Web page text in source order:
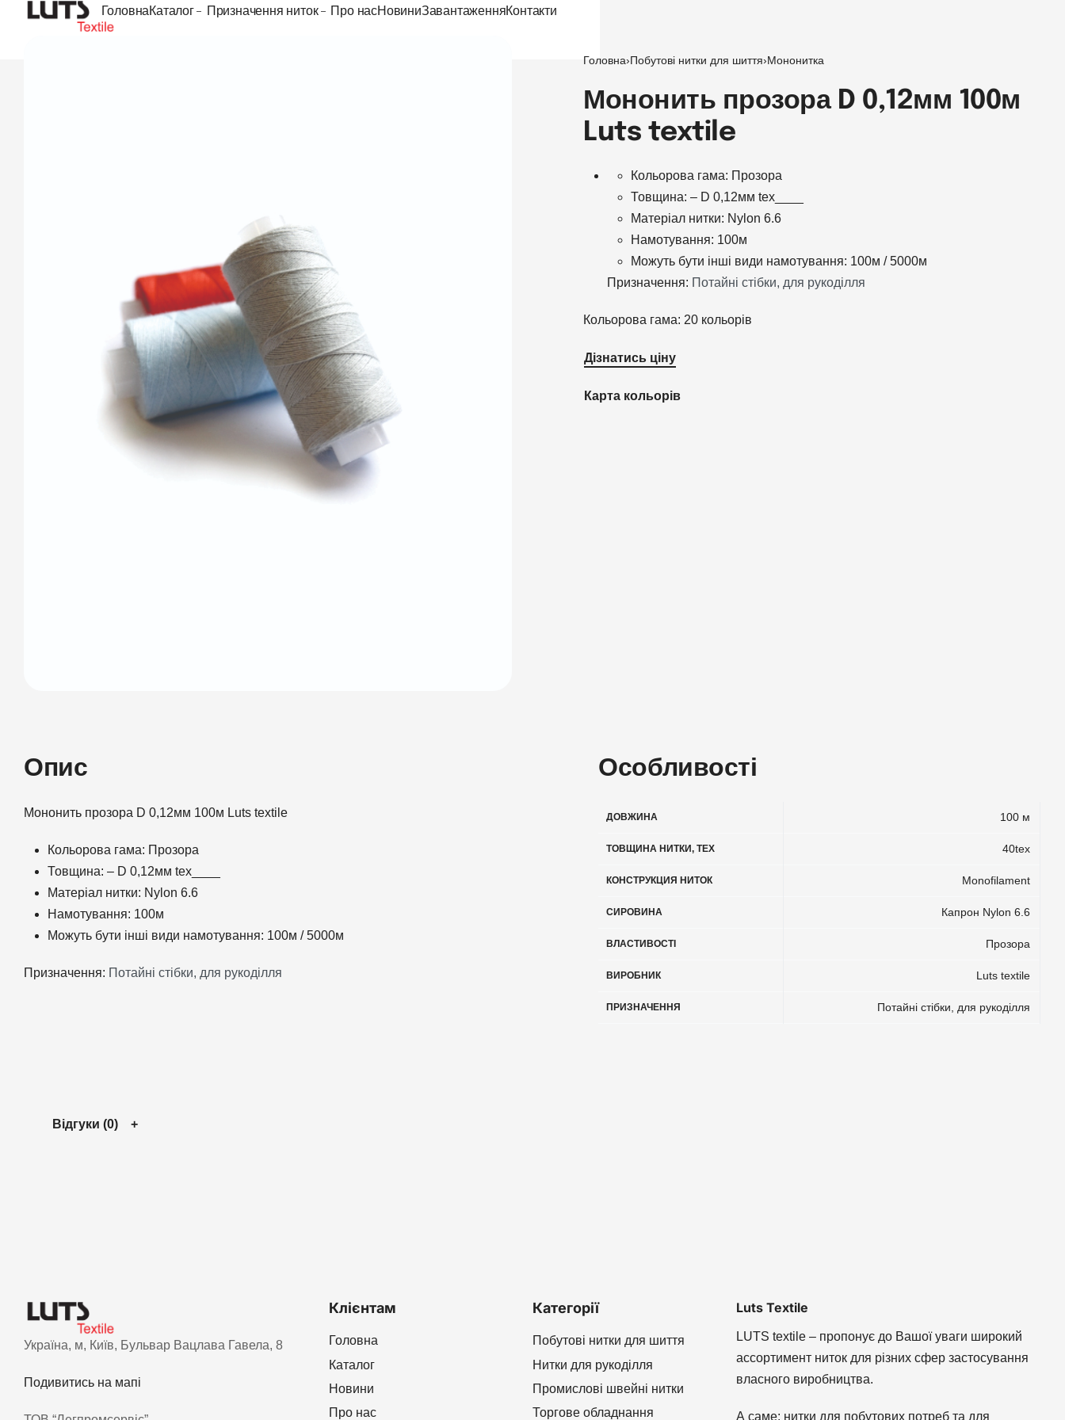
ГоловнаКаталог Призначення ниток Про насНовиниЗавантаженняКонтакти
Головна›Побутові нитки для шиття›Мононитка
Мононить прозора D 0,12мм 100м
Luts textile
Кольорова гама: Прозора
Товщина: – D 0,12мм tex____
Матеріал нитки: Nylon 6.6
Намотування: 100м
Можуть бути інші види намотування: 100м / 5000м
Призначення: Потайні стібки, для рукоділля
Кольорова гама: 20 кольорів
Дізнатись ціну
Карта кольорів
Опис
Мононить прозора D 0,12мм 100м Luts textile
Кольорова гама: Прозора
Товщина: – D 0,12мм tex____
Матеріал нитки: Nylon 6.6
Намотування: 100м
Можуть бути інші види намотування: 100м / 5000м
Призначення: Потайні стібки, для рукоділля
Особливості
ДОВЖИНА 100 м
ТОВЩИНА НИТКИ, TEX 40tex
КОНСТРУКЦИЯ НИТОК Monofilament
СИРОВИНА Капрон Nylon 6.6
ВЛАСТИВОСТІ Прозора
ВИРОБНИК Luts textile
ПРИЗНАЧЕННЯ Потайні стібки, для рукоділля
Відгуки (0)
Україна, м, Київ, Бульвар Вацлава Гавела, 8
Подивитись на мапі
Клієнтам
Головна
Каталог
Новини
Про нас
Категорії
Побутові нитки для шиття
Нитки для рукоділля
Промислові швейні нитки
Торгове обладнання
Luts Textile
LUTS textile – пропонує до Вашої уваги широкий
ассортимент ниток для різних сфер застосування
власного виробництва.
А саме: нитки для побутових потреб та для